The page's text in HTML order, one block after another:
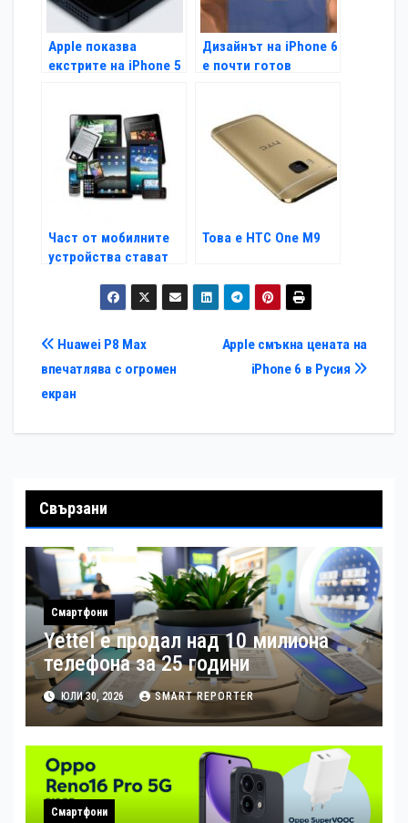
Apple показва
екстрите на iPhone 5
Дизайнът на iPhone 6
е почти готов
Част от мобилните
устройства стават
Това е НТС One M9
Навигация
Apple смъкна цената на
iPhone 6 в Русия
Huawei P8 Max
впечатлява с огромен
екран
Свързани
Смартфони
Yettel е продал над 10 милиона
телефона за 25 години
ЮЛИ 30, 2026 SMART REPORTER
Смартфони